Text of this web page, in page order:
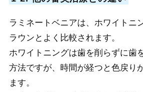
ラミネートベニアは、ホワイトニ
ラウンとよく比較されます。
ホワイトニングは歯を削らずに歯
方法ですが、時間が経つと色戻り
ます。